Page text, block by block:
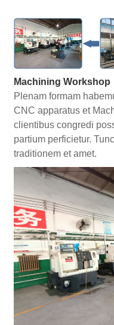
Machining Workshop
Plenam formam
CNC apparatus et
clientibus congredi
partium perficietur.
traditionem et amet.